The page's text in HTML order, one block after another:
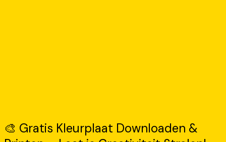
🎨 Gratis Kleurplaat Downloaden &